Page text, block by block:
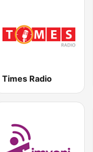
Times Radio